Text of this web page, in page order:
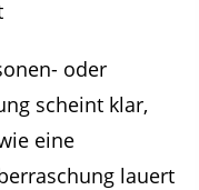
oder
scheint klar,
eine
lauert